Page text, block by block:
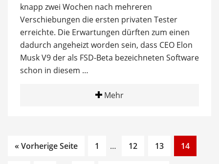
knapp zwei Wochen nach mehreren
Verschiebungen die ersten privaten Tester
erreichte. Die Erwartungen dürften zum einen
dadurch angeheizt worden sein, dass CEO Elon
Musk V9 der als FSD-Beta bezeichneten Software
schon in diesem …
Mehr
« Vorherige Seite
Go
1
Interim
…
Go
12
Go
13
Go
to
14